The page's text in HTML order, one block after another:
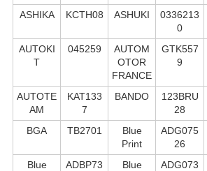
ASHIKA
KCTH08 ASHUKI
0336213
0
AUTOKI
T
045259
AUTOM
OTOR
FRANCE
GTK557
9
AUTOTE
AM
KAT133
7
BANDO
123BRU
28
BGA
TB2701
Blue
Print
ADG075
26
Blue
ADBP73
Blue
ADG073